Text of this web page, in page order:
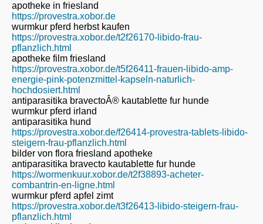
apotheke in friesland
https://provestra.xobor.de
wurmkur pferd herbst kaufen
https://provestra.xobor.de/t2f26170-libido-frau-
pflanzlich.html
apotheke film friesland
https://provestra.xobor.de/t5f26411-frauen-libido-amp-
energie-pink-potenzmittel-kapseln-naturlich-
hochdosiert.html
antiparasitika bravectoÂ® kautablette fur hunde
wurmkur pferd irland
antiparasitika hund
https://provestra.xobor.de/f26414-provestra-tablets-libido-
steigern-frau-pflanzlich.html
bilder von flora friesland apotheke
antiparasitika bravecto kautablette fur hunde
https://wormenkuur.xobor.de/t2f38893-acheter-
combantrin-en-ligne.html
wurmkur pferd apfel zimt
https://provestra.xobor.de/t3f26413-libido-steigern-frau-
pflanzlich.html